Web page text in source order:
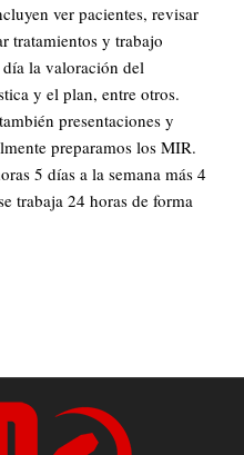
ver pacientes, revisar
tratamientos y trabajo
la valoración del
y el plan, entre otros.
presentaciones y
preparamos los MIR.
5 días a la semana más 4
trabaja 24 horas de forma